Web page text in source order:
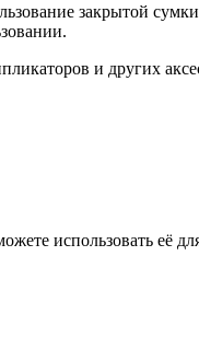
закрытой
и других
использовать её